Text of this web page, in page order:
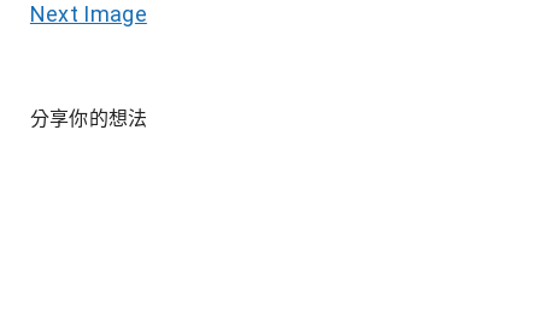
Next Image
分享你的想法